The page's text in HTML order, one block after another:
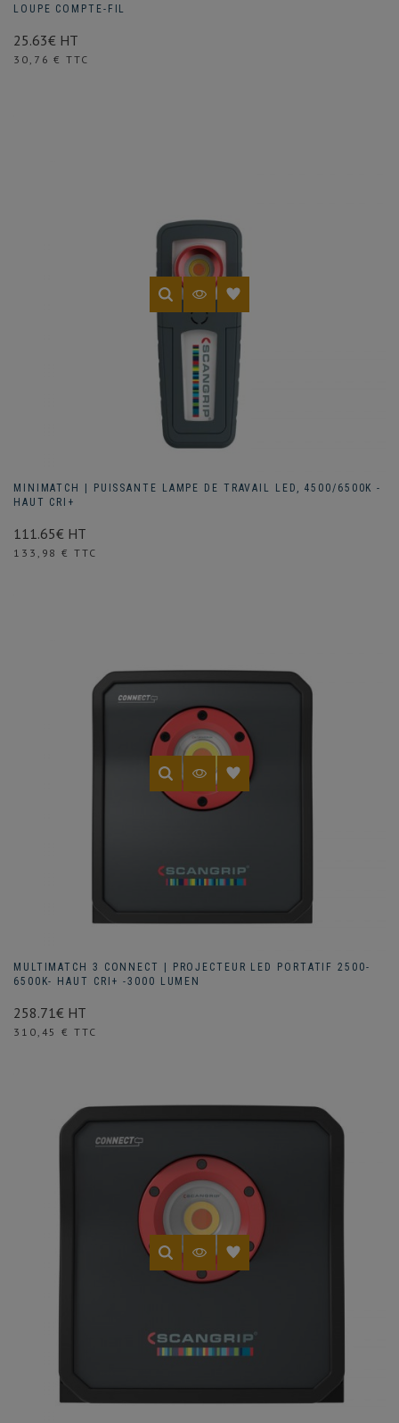
LOUPE COMPTE-FIL
25.63€ HT
Prix
30,76 € TTC
MINIMATCH | PUISSANTE LAMPE DE TRAVAIL LED, 4500/6500K -
HAUT CRI+
111.65€ HT
Prix
133,98 € TTC
MULTIMATCH 3 CONNECT | PROJECTEUR LED PORTATIF 2500-
6500K- HAUT CRI+ -3000 LUMEN
258.71€ HT
Prix
310,45 € TTC